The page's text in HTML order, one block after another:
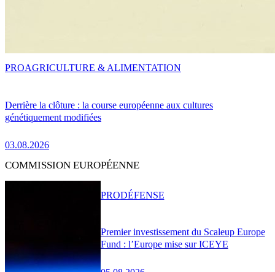
Derrière la clôture : la course européenne aux cultures
génétiquement modifiées
03.08.2026
PROAGRICULTURE & ALIMENTATION
COMMISSION EUROPÉENNE
Premier investissement du Scaleup Europe
Fund : l’Europe mise sur ICEYE
PRODÉFENSE